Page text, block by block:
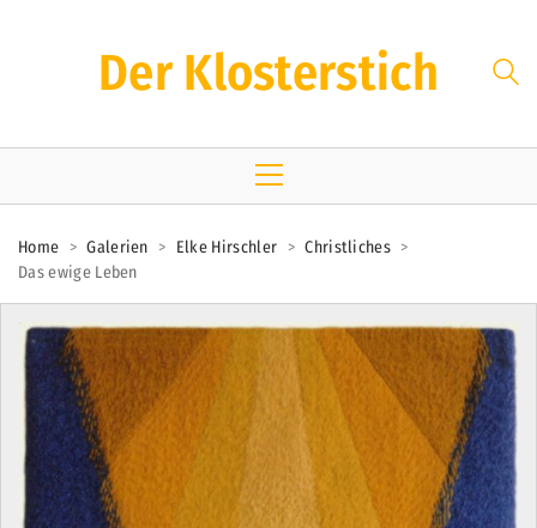
Der Klosterstich
Home > Galerien > Elke Hirschler > Christliches >
Das ewige Leben